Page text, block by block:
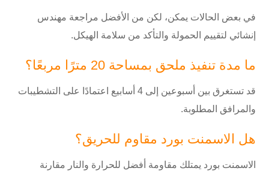
في بعض الحالات يمكن، لكن من الأفضل مراجعة مهندس
إنشائي لتقييم الحمولة والتأكد من سلامة الهيكل.
ما مدة تنفيذ ملحق بمساحة 20 مترًا مربعًا؟
قد تستغرق بين أسبوعين إلى 4 أسابيع اعتمادًا على التشطيبات
والمرافق المطلوبة.
هل الاسمنت بورد مقاوم للحريق؟
الاسمنت بورد يمتلك مقاومة أفضل للحرارة والنار مقارنة